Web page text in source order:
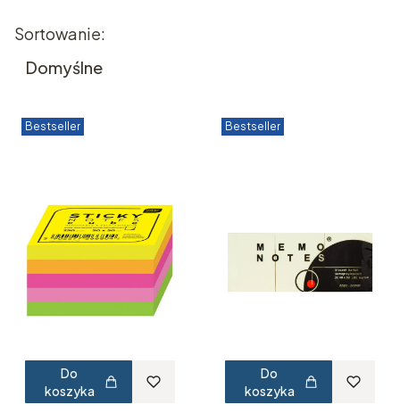
Lista produktów
Sortowanie:
Domyślne
Bestseller
Do
koszyka
Bestseller
Do
koszyka